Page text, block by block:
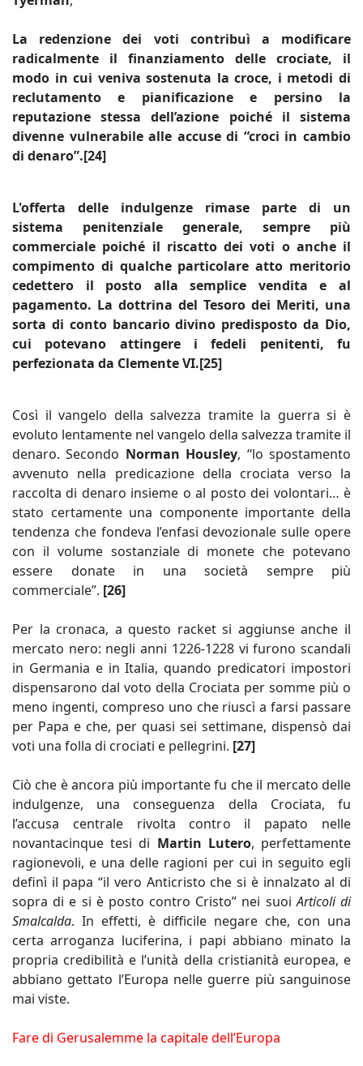
La redenzione dei voti contribuì a modificare
radicalmente il finanziamento delle crociate, il
modo in cui veniva sostenuta la croce, i metodi di
reclutamento e pianificazione e persino la
reputazione stessa dell’azione poiché il sistema
divenne vulnerabile alle accuse di “croci in cambio
di denaro”.[24]
L'offerta delle indulgenze rimase parte di un
sistema penitenziale generale, sempre più
commerciale poiché il riscatto dei voti o anche il
compimento di qualche particolare atto meritorio
cedettero il posto alla semplice vendita e al
pagamento. La dottrina del Tesoro dei Meriti, una
sorta di conto bancario divino predisposto da Dio,
cui potevano attingere i fedeli penitenti, fu
perfezionata da Clemente VI.[25]
Così il vangelo della salvezza tramite la guerra si è
evoluto lentamente nel vangelo della salvezza tramite il
denaro. Secondo Norman Housley, “lo spostamento
avvenuto nella predicazione della crociata verso la
raccolta di denaro insieme o al posto dei volontari… è
stato certamente una componente importante della
tendenza che fondeva l’enfasi devozionale sulle opere
con il volume sostanziale di monete che potevano
essere donate in una società sempre più
commerciale”. [26]
Per la cronaca, a questo racket si aggiunse anche il
mercato nero: negli anni 1226-1228 vi furono scandali
in Germania e in Italia, quando predicatori impostori
dispensarono dal voto della Crociata per somme più o
meno ingenti, compreso uno che riuscì a farsi passare
per Papa e che, per quasi sei settimane, dispensò dai
voti una folla di crociati e pellegrini. [27]
Ciò che è ancora più importante fu che il mercato delle
indulgenze, una conseguenza della Crociata, fu
l’accusa centrale rivolta contro il papato nelle
novantacinque tesi di Martin Lutero, perfettamente
ragionevoli, e una delle ragioni per cui in seguito egli
definì il papa “il vero Anticristo che si è innalzato al di
sopra di e si è posto contro Cristo” nei suoiArticoli di
Smalcalda. In effetti, è difficile negare che, con una
certa arroganza luciferina, i papi abbiano minato la
propria credibilità e l’unità della cristianità europea, e
abbiano gettato l’Europa nelle guerre più sanguinose
mai viste.
Fare di Gerusalemme la capitale dell’Europa